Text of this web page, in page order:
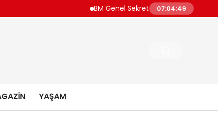
BM Genel Sekreteri Guterres Dünya Daha
07:04:50
YAŞAM